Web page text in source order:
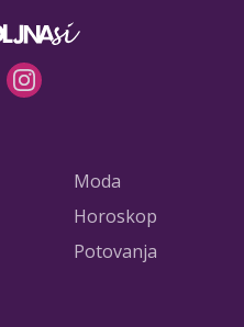
Moda
Horoskop
Potovanja